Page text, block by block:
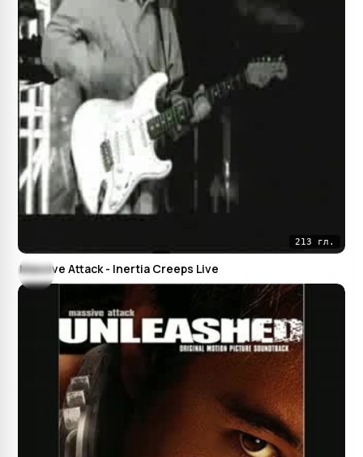
213 гл.
Massive Attack - Inertia Creeps Live